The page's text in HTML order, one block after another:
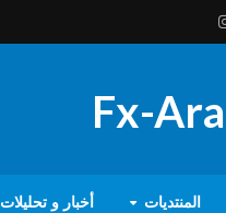
المنتديات أخبار و تحليلات